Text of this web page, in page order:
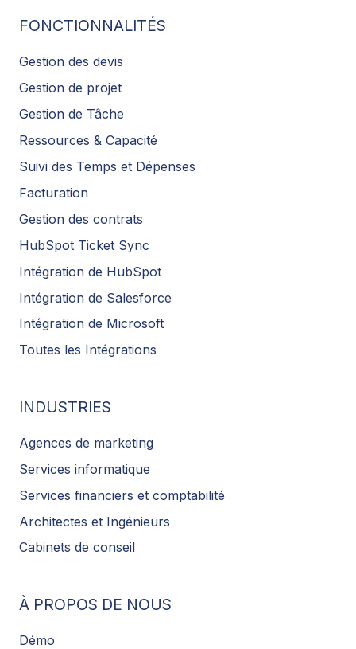
FONCTIONNALITÉS
Gestion des devis
Gestion de projet
Gestion de Tâche
Ressources & Capacité
Suivi des Temps et Dépenses
Facturation
Gestion des contrats
HubSpot Ticket Sync
Intégration de HubSpot
Intégration de Salesforce
Intégration de Microsoft
Toutes les Intégrations
INDUSTRIES
Agences de marketing
Services informatique
Services financiers et comptabilité
Architectes et Ingénieurs
Cabinets de conseil
À PROPOS DE NOUS
Démo